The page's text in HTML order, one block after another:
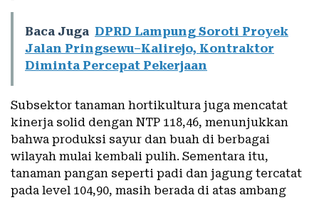
Baca Juga DPRD Lampung Soroti Proyek
Jalan Pringsewu–Kalirejo, Kontraktor
Diminta Percepat Pekerjaan
Subsektor tanaman hortikultura juga mencatat
kinerja solid dengan NTP 118,46, menunjukkan
bahwa produksi sayur dan buah di berbagai
wilayah mulai kembali pulih. Sementara itu,
tanaman pangan seperti padi dan jagung tercatat
pada level 104,90, masih berada di atas ambang